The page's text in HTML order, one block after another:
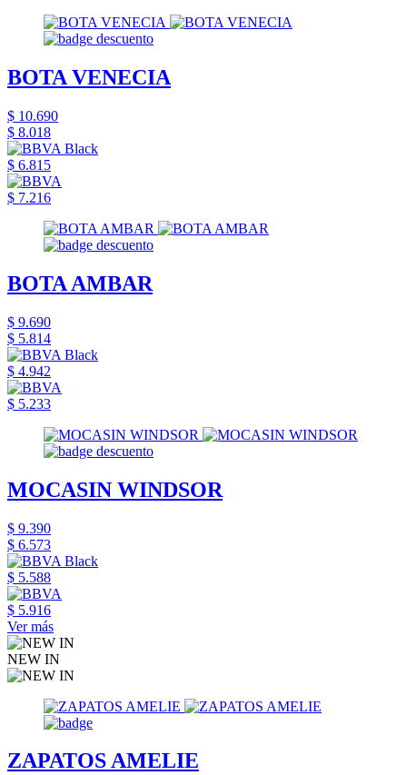
BOTA VENECIA
$ 10.690
$ 8.018
$ 6.815
$ 7.216
BOTA AMBAR
$ 9.690
$ 5.814
$ 4.942
$ 5.233
MOCASIN WINDSOR
$ 9.390
$ 6.573
$ 5.588
$ 5.916
Ver más
NEW IN
ZAPATOS AMELIE